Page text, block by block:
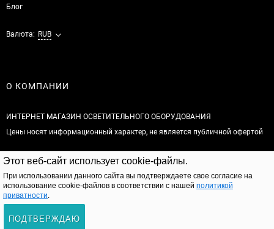
Этот веб-сайт использует cookie-файлы.
При использовании данного сайта вы подтверждаете свое согласие на
использование cookie-файлов в соответствии с нашей политикой
приватности.
ПОДТВЕРЖДАЮ
Блог
Валюта: RUB
О КОМПАНИИ
ИНТЕРНЕТ МАГАЗИН ОСВЕТИТЕЛЬНОГО ОБОРУДОВАНИЯ
Цены носят информационный характер, не является публичной офертой
© 2026
Полная версия сайта